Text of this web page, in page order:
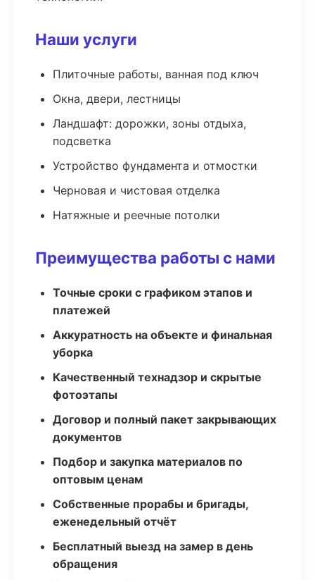
Наши услуги
Плиточные работы, ванная под ключ
Окна, двери, лестницы
Ландшафт: дорожки, зоны отдыха,
подсветка
Устройство фундамента и отмостки
Черновая и чистовая отделка
Натяжные и реечные потолки
Преимущества работы с нами
Точные сроки с графиком этапов и
платежей
Аккуратность на объекте и финальная
уборка
Качественный технадзор и скрытые
фотоэтапы
Договор и полный пакет закрывающих
документов
Подбор и закупка материалов по
оптовым ценам
Собственные прорабы и бригады,
еженедельный отчёт
Бесплатный выезд на замер в день
обращения